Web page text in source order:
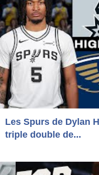
Les Spurs de Dylan
triple double de...